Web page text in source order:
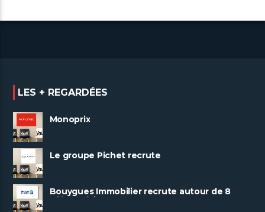
LES + REGARDÉES
Monoprix
Le groupe Pichet recrute
Bouygues Immobilier recrute autour de 8
pôles métiers